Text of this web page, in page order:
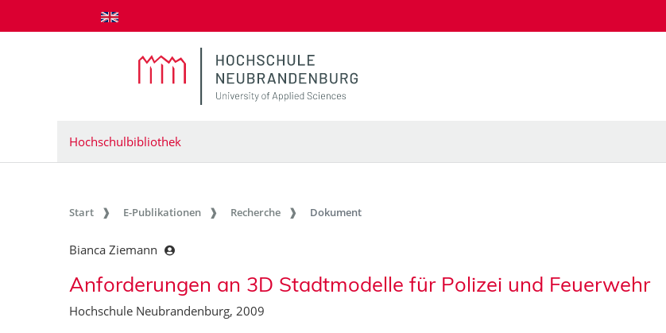
zum Inhalt springen
Hochschulbibliothek
Start E-Publikationen Recherche Dokument
Bianca Ziemann
Anforderungen an 3D Stadtmodelle für Polizei und Feuerwehr
Hochschule Neubrandenburg, 2009